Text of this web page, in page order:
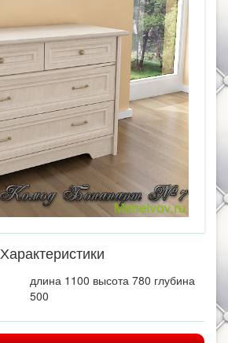
Характеристики
длина 1100 высота 780 глубина
500